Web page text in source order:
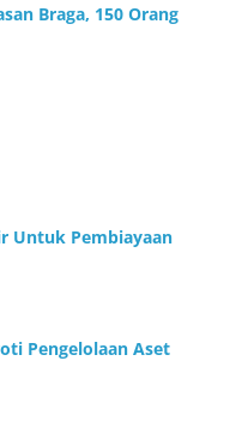
Braga, 150 Orang
Untuk Pembiayaan
Pengelolaan Aset